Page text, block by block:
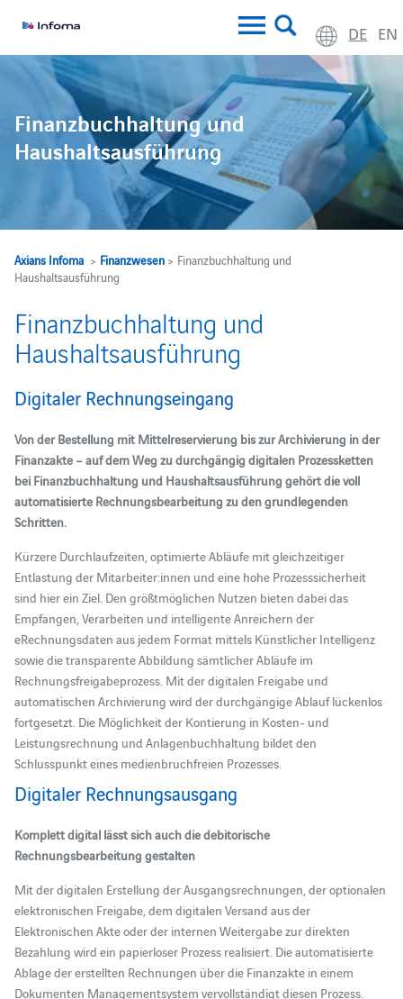
DE EN
Finanzbuchhaltung und
Haushaltsausführung
Axians Infoma> Finanzwesen> Finanzbuchhaltung und
Haushaltsausführung
Finanzbuchhaltung und
Haushaltsausführung
Digitaler Rechnungseingang
Von der Bestellung mit Mittelreservierung bis zur Archivierung in der
Finanzakte – auf dem Weg zu durchgängig digitalen Prozessketten
bei Finanzbuchhaltung und Haushaltsausführung gehört die voll
automatisierte Rechnungsbearbeitung zu den grundlegenden
Schritten.
Kürzere Durchlaufzeiten, optimierte Abläufe mit gleichzeitiger
Entlastung der Mitarbeiter:innen und eine hohe Prozesssicherheit
sind hier ein Ziel. Den größtmöglichen Nutzen bieten dabei das
Empfangen, Verarbeiten und intelligente Anreichern der
eRechnungsdaten aus jedem Format mittels Künstlicher Intelligenz
sowie die transparente Abbildung sämtlicher Abläufe im
Rechnungsfreigabeprozess. Mit der digitalen Freigabe und
automatischen Archivierung wird der durchgängige Ablauf lückenlos
fortgesetzt. Die Möglichkeit der Kontierung in Kosten- und
Leistungsrechnung und Anlagenbuchhaltung bildet den
Schlusspunkt eines medienbruchfreien Prozesses.
Digitaler Rechnungsausgang
Komplett digital lässt sich auch die debitorische
Rechnungsbearbeitung gestalten
Mit der digitalen Erstellung der Ausgangsrechnungen, der optionalen
elektronischen Freigabe, dem digitalen Versand aus der
Elektronischen Akte oder der internen Weitergabe zur direkten
Bezahlung wird ein papierloser Prozess realisiert. Die automatisierte
Ablage der erstellten Rechnungen über die Finanzakte in einem
Dokumenten Managementsystem vervollständigt diesen Prozess.